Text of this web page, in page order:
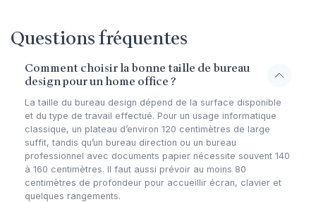
Questions fréquentes
Comment choisir la bonne taille de bureau
design pour un home office ?
La taille du bureau design dépend de la surface disponible
et du type de travail effectué. Pour un usage informatique
classique, un plateau d’environ 120 centimètres de large
suffit, tandis qu’un bureau direction ou un bureau
professionnel avec documents papier nécessite souvent 140
à 160 centimètres. Il faut aussi prévoir au moins 80
centimètres de profondeur pour accueillir écran, clavier et
quelques rangements.